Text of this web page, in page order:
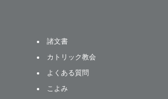
諸文書
カトリック教会
よくある質問
こよみ